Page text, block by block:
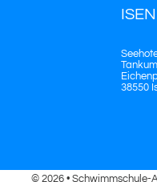
38550
© 2026 • Schwimmschule-